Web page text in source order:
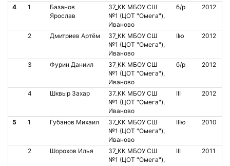
4 1
Базанов
Ярослав
37_КК МБОУ СШ
№1 (ЦОТ "Омега"),
Иваново
б/р 2012
2 Дмитриев Артём
37_КК МБОУ СШ
№1 (ЦОТ "Омега"),
Иваново
IIю 2012
3 Фурин Даниил
37_КК МБОУ СШ
№1 (ЦОТ "Омега"),
Иваново
б/р 2012
4 Шквыр Захар
37_КК МБОУ СШ
№1 (ЦОТ "Омега"),
Иваново
III 2012
5 1 Губанов Михаил
37_КК МБОУ СШ
№1 (ЦОТ "Омега"),
Иваново
IIIю 2010
2 Шорохов Илья
37_КК МБОУ СШ
№1 (ЦОТ "Омега"),
III 2011